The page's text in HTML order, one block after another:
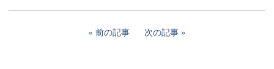
前の記事 次の記事